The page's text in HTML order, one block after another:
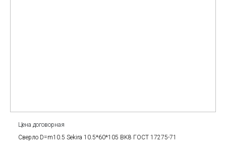
Цена договорная
Сверло D=m10.5 Sekira 10.5*60*105 BK8 ГОСТ 17275-71